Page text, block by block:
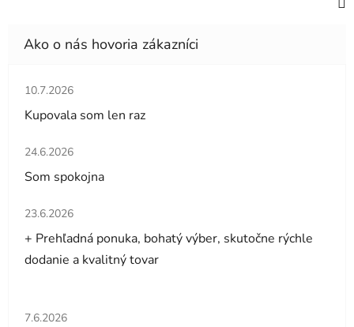
Hodnotenie obchodu je 5 z 5 hviezdičiek.
10.7.2026
Kupovala som len raz
Hodnotenie obchodu je 5 z 5 hviezdičiek.
24.6.2026
Som spokojna
Hodnotenie obchodu je 5 z 5 hviezdičiek.
23.6.2026
+ Prehľadná ponuka, bohatý výber, skutočne rýchle
dodanie a kvalitný tovar
Hodnotenie obchodu je 5 z 5 hviezdičiek.
7.6.2026